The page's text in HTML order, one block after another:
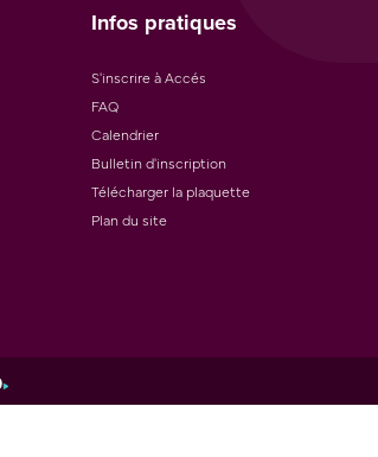
Infos pratiques
S'inscrire à Accés
FAQ
Calendrier
Bulletin d'inscription
Télécharger la plaquette
Plan du site